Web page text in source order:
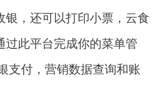
银，还可以打印小票，云食
过此平台完成你的菜单管
支付，营销数据查询和账